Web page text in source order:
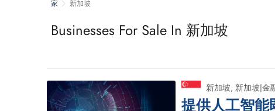
家 新加坡
Businesses For Sale In 新加坡
新加坡, 新加坡|金
提供人工智能